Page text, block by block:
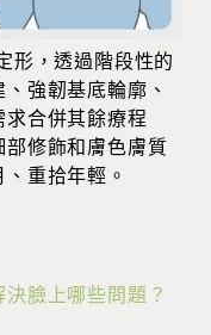
形，透過階段性的
強韌基底輪廓、
合併其餘療程
部修飾和膚色膚質
重拾年輕。
臉上哪些問題？